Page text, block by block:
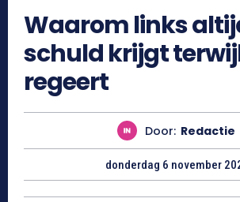
Waarom links
schuld krijgt
regeert
Door: Redactie
donderdag 6 november